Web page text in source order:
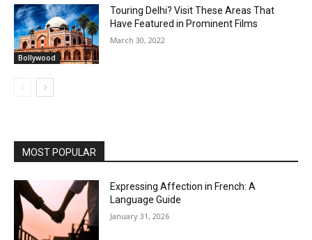
Bollywood
Touring Delhi? Visit These Areas That
Have Featured in Prominent Films
March 30, 2022
MOST POPULAR
Expressing Affection in French: A
Language Guide
January 31, 2026